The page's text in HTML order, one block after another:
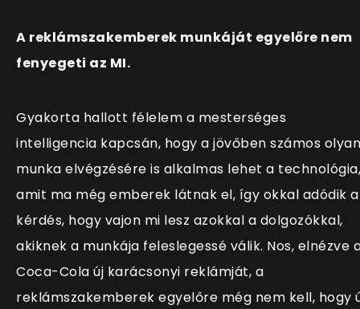
A reklámszakemberek munkáját egyelőre nem
fenyegeti az MI.
Gyakorta hallott félelem a mesterséges
intelligencia kapcsán, hogy a jövőben számos olyan
munka elvégzésére is alkalmas lehet a technológia,
amit ma még emberek látnak el, így okkal adódik a
kérdés, hogy vajon mi lesz azokkal a dolgozókkal,
akiknek a munkája feleslegessé válik. Nos, elnézve
Coca-Cola új karácsonyi reklámját, a
reklámszakemberek egyelőre még nem kell, hogy